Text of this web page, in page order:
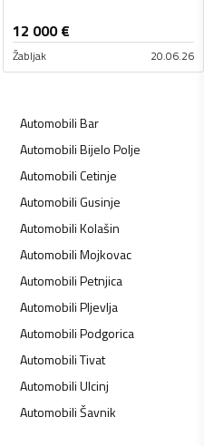
12 000€
Žabljak 20.06.26
AutomobiliBar
AutomobiliBijelo Polje
AutomobiliCetinje
AutomobiliGusinje
AutomobiliKolašin
AutomobiliMojkovac
AutomobiliPetnjica
AutomobiliPljevlja
AutomobiliPodgorica
AutomobiliTivat
AutomobiliUlcinj
AutomobiliŠavnik